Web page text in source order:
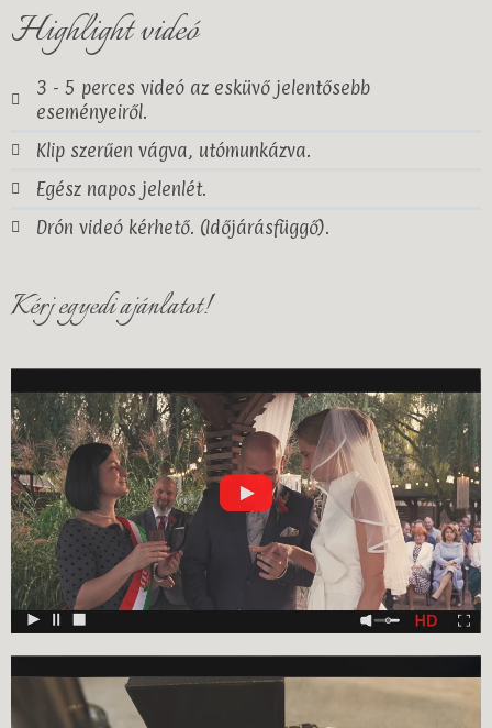
Highlight videó
3 - 5 perces videó az esküvő jelentősebb
eseményeiről.
Klip szerűen vágva, utómunkázva.
Egész napos jelenlét.
Drón videó kérhető. (Időjárásfüggő).
Kérj egyedi ajánlatot!